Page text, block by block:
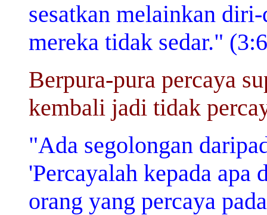
sesatkan melainkan
mereka tidak sedar."
Berpura-pura percaya
kembali jadi tidak
"Ada segolongan
'Percayalah kepada apa
orang yang percaya